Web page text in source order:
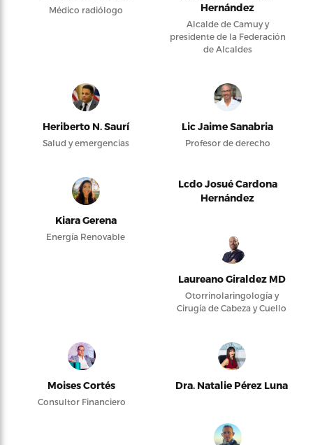
Médico radiólogo
Hernández
Alcalde de Camuy y
presidente de la Federación
de Alcaldes
Heriberto N. Saurí
Salud y emergencias
Lic Jaime Sanabria
Profesor de derecho
Kiara Gerena
Energía Renovable
Lcdo Josué Cardona
Hernández
Laureano Giraldez MD
Otorrinolaringología y
Cirugía de Cabeza y Cuello
Moises Cortés
Consultor Financiero
Dra. Natalie Pérez Luna